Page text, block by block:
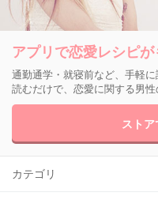
アプリで恋愛レシピ
通勤通学・就寝前など、手軽
読むだけで、恋愛に関する男
スト
カテゴリ